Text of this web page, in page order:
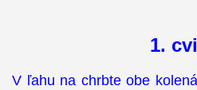
1.
V ľahu na chrbte obe